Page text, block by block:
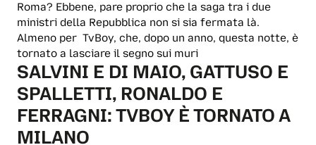
Roma? Ebbene, pare proprio che la saga tra i due
ministri della Repubblica non si sia fermata là.
Almeno per TvBoy, che, dopo un anno, questa notte, è
tornato a lasciare il segno sui muri
SALVINI E DI MAIO, GATTUSO E
SPALLETTI, RONALDO E
FERRAGNI: TVBOY È TORNATO A
MILANO